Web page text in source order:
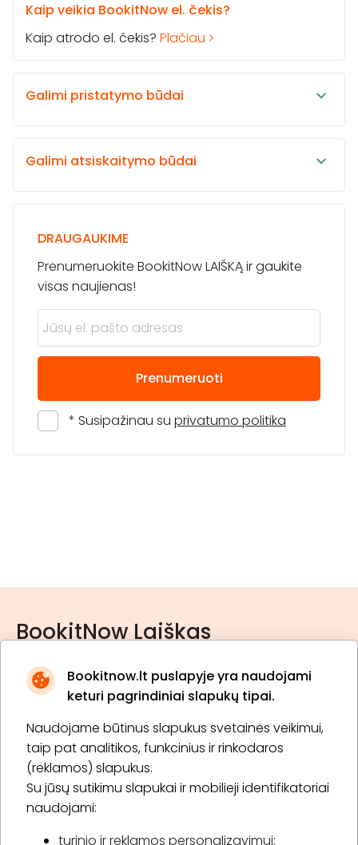
Bookitnow.lt puslapyje yra naudojami
keturi pagrindiniai slapukų tipai.
Naudojame būtinus slapukus svetainės veikimui,
taip pat analitikos, funkcinius ir rinkodaros
(reklamos) slapukus.
Su jūsų sutikimu slapukai ir mobilieji identifikatoriai
naudojami:
turinio ir reklamos personalizavimui;
Kaip veikia BookitNow el. čekis?
Kaip atrodo el. čekis? Plačiau
Galimi pristatymo būdai
Galimi atsiskaitymo būdai
DRAUGAUKIME
Prenumeruokite BookitNow LAIŠKĄ ir gaukite
visas naujienas!
Prenumeruoti
* Susipažinau su privatumo politika
BookitNow Laiškas
* Susipažinau su privatumo politika
Prenumeruoti